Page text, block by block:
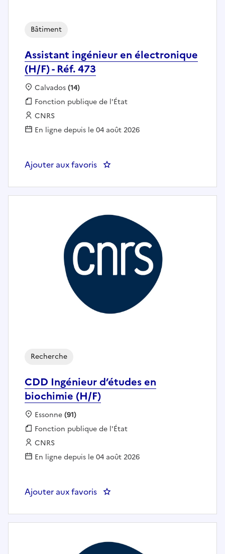
Assistant ingénieur en électronique
(H/F) - Réf. 473
Bâtiment
Localisation :
Calvados(14)
Fonction publique :
Fonction publique de l'État
Employeur :
CNRS
En ligne depuis le 04 août 2026
Ajouter aux favoris : Assistant ingénieur en
CDD Ingénieur d’études en
biochimie (H/F)
Recherche
Localisation :
Essonne(91)
Fonction publique :
Fonction publique de l'État
Employeur :
CNRS
En ligne depuis le 04 août 2026
Ajouter aux favoris : CDD Ingénieur d’études en